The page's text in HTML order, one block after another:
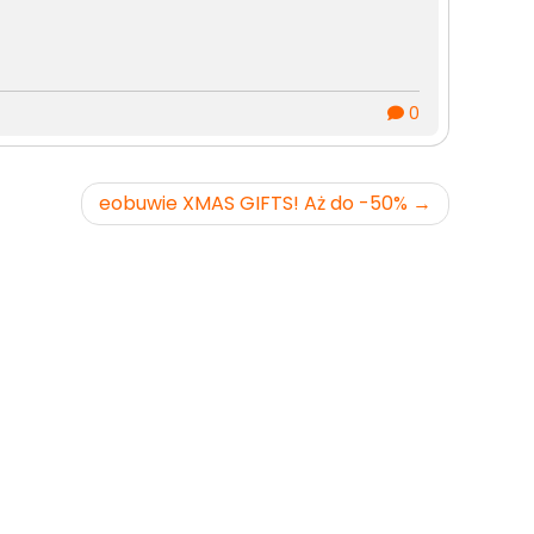
0
eobuwie XMAS GIFTS! Aż do -50%